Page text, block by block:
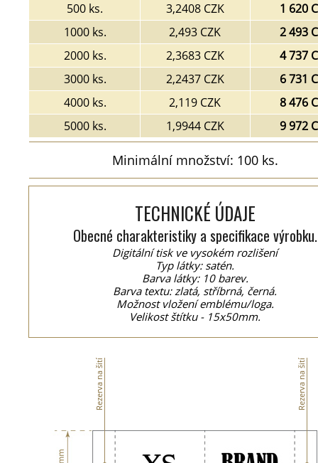
500 ks.
3,2408 CZK
1 620
1000 ks.
2,493 CZK
2 493
2000 ks.
2,3683 CZK
4 737
3000 ks.
2,2437 CZK
6 731
4000 ks.
2,119 CZK
8 476
5000 ks.
1,9944 CZK 9 972
Minimální množství: 100 ks.
TECHNICKÉ ÚDAJE
Obecné charakteristiky a specifikace výrobku.
Digitální tisk ve vysokém rozlišení
Typ látky: satén.
Barva látky: 10 barev.
Barva textu: zlatá, stříbrná, černá.
Možnost vložení emblému/loga.
Velikost štítku - 15x50mm.
Rezerva na šití Rezerva na šití